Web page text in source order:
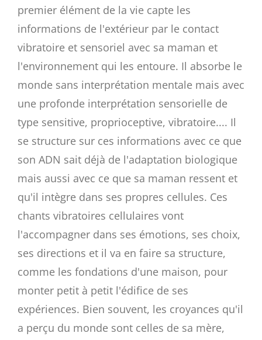
premier élément de la vie capte les
informations de l'extérieur par le contact
vibratoire et sensoriel avec sa maman et
l'environnement qui les entoure. Il absorbe le
monde sans interprétation mentale mais avec
une profonde interprétation sensorielle de
type sensitive, proprioceptive, vibratoire.... Il
se structure sur ces informations avec ce que
son ADN sait déjà de l'adaptation biologique
mais aussi avec ce que sa maman ressent et
qu'il intègre dans ses propres cellules. Ces
chants vibratoires cellulaires vont
l'accompagner dans ses émotions, ses choix,
ses directions et il va en faire sa structure,
comme les fondations d'une maison, pour
monter petit à petit l'édifice de ses
expériences. Bien souvent, les croyances qu'il
a perçu du monde sont celles de sa mère,